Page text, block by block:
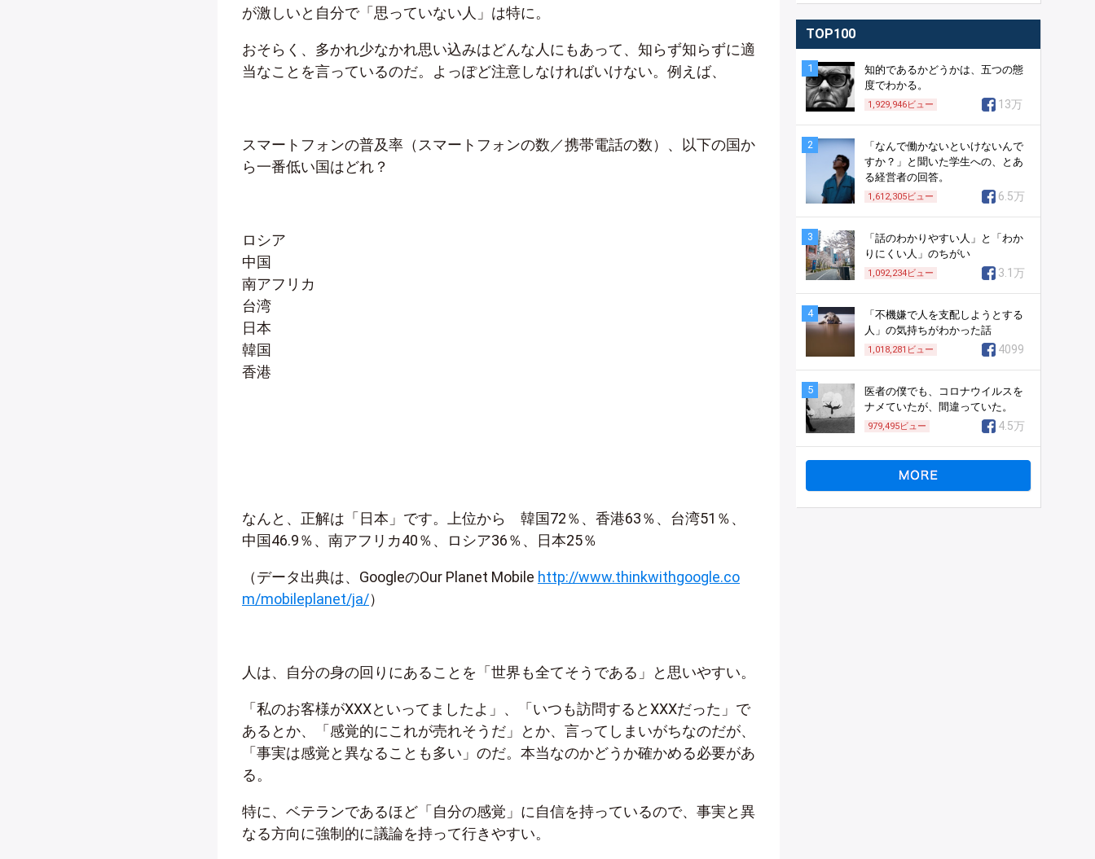
が激しいと自分で「思っていない人」は特に。
おそらく、多かれ少なかれ思い込みはどんな人にもあって、知らず知らずに適
当なことを言っているのだ。よっぽど注意しなければいけない。例えば、
スマートフォンの普及率（スマートフォンの数／携帯電話の数）、以下の国か
ら一番低い国はどれ？
ロシア
中国
南アフリカ
台湾
日本
韓国
香港
なんと、正解は「日本」です。上位から 韓国72％、香港63％、台湾51％、
中国46.9％、南アフリカ40％、ロシア36％、日本25％
（データ出典は、GoogleのOur Planet Mobile http://www.thinkwithgoogle.co
m/mobileplanet/ja/）
人は、自分の身の回りにあることを「世界も全てそうである」と思いやすい。
「私のお客様がXXXといってましたよ」、「いつも訪問するとXXXだった」で
あるとか、「感覚的にこれが売れそうだ」とか、言ってしまいがちなのだが、
「事実は感覚と異なることも多い」のだ。本当なのかどうか確かめる必要があ
る。
特に、ベテランであるほど「自分の感覚」に自信を持っているので、事実と異
なる方向に強制的に議論を持って行きやすい。
TOP100
1
知的であるかどうかは、五つの態
度でわかる。
1,929,946ビュー 13万
2
「なんで働かないといけないんで
すか？」と聞いた学生への、とあ
る経営者の回答。
1,612,305ビュー 6.5万
3
「話のわかりやすい人」と「わか
りにくい人」のちがい
1,092,234ビュー 3.1万
4
「不機嫌で人を支配しようとする
人」の気持ちがわかった話
1,018,281 ビュー 4099
5
医者の僕でも、コロナウイルスを
ナメていたが、間違っていた。
979,495ビュー 4.5万